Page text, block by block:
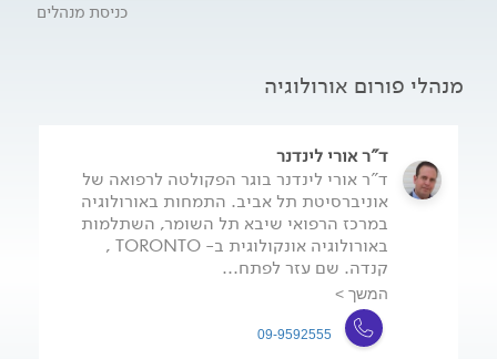
כניסת מנהלים
מנהלי פורום אורולוגיה
ד"ר אורי לינדנר
ד"ר אורי לינדנר בוגר הפקולטה לרפואה של
אוניברסיטת תל אביב. התמחות באורולוגיה
במרכז הרפואי שיבא תל השומר, השתלמות
באורולוגיה אונקולוגית ב- TORONTO ,
קנדה. שם עזר לפתח...
המשך >
09-9592555